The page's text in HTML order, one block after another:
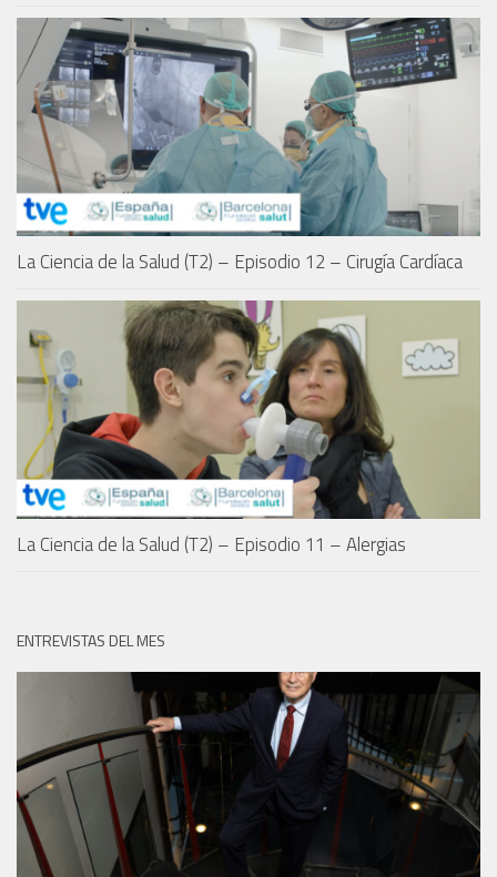
La Ciencia de la Salud (T2) – Episodio 12 – Cirugía Cardíaca
La Ciencia de la Salud (T2) – Episodio 11 – Alergias
ENTREVISTAS DEL MES